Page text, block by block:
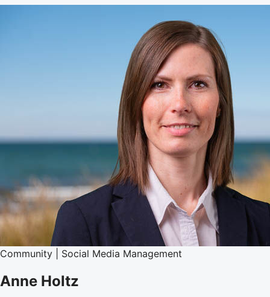
Community | Social Media Management
Anne Holtz